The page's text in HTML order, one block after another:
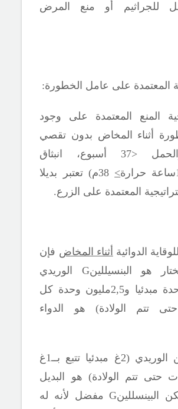
للجراثيم أو منع المرض
المعتمدة على عامل الخطورة:
المنع المعتمدة على وجود
أثناء المخاض بدون تقصي
بالزرع والحمل <37 أسبوع، انبثاق
>
38م) تعتبر بديلا
المعتمدة على الزرع.
أثناء المخاض فإن
هو البنسيللينG الوريدي
(5مليون وحدة مبدئيا و2,5مليون وحدة كل
تتم الولادة) هو الدواء
الأمبيسيللين الوريدي (2غ مبدئيا تتبع بــ1غ
حتى تتم الولادة) هو البديل
البينسللينGمفضل لأنه له